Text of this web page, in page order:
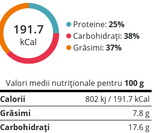
191.7
kCal
Proteine: 25%
Carbohidrați: 38%
Grăsimi: 37%
Valori medii nutriționale pentru 100 g
Calorii
802 kj / 191.7 kCal
Grăsimi
7.8 g
Carbohidrați
17.6 g